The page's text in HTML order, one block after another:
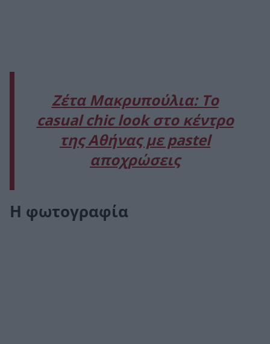
Ζέτα Μακρυπούλια: Το
casual chic look στο κέντρο
της Αθήνας με pastel
αποχρώσεις
Η φωτογραφία